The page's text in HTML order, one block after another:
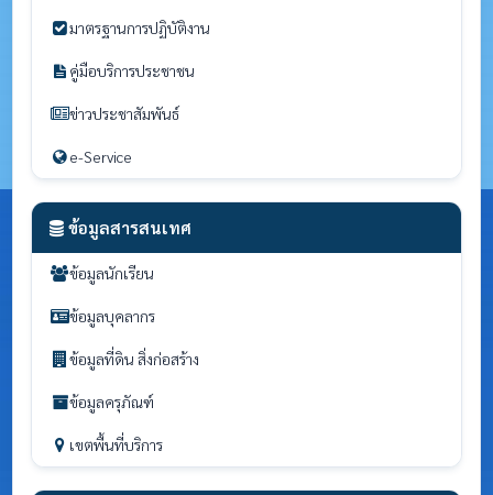
มาตรฐานการปฏิบัติงาน
คู่มือบริการประชาชน
ข่าวประชาสัมพันธ์
e-Service
ข้อมูลสารสนเทศ
ข้อมูลนักเรียน
ข้อมูลบุคลากร
ข้อมูลที่ดิน สิ่งก่อสร้าง
ข้อมูลครุภัณฑ์
เขตพื้นที่บริการ